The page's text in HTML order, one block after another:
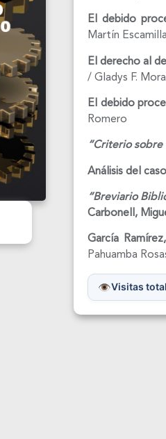
El debido
Martín
El derecho al
/ Gladys F.
El debido
Romero
“Criterio
Análisis del
“Breviario
Carbonell,
García
Pahuamba
Visitas